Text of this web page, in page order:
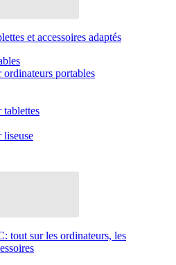
et accessoires adaptés
ordinateurs portables
tablettes
liseuse
tout sur les ordinateurs, les